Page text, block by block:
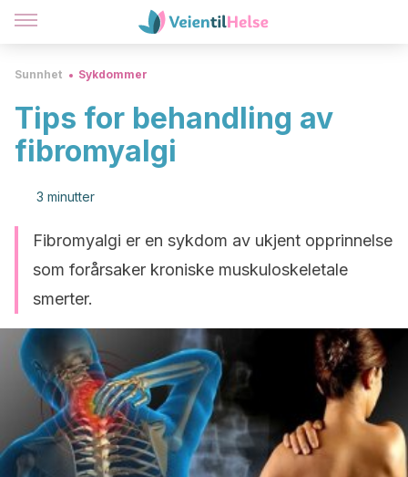
Sunnhet Sykdommer
Tips for behandling av
fibromyalgi
3 minutter
Fibromyalgi er en sykdom av ukjent opprinnelse
som forårsaker kroniske muskuloskeletale
smerter.